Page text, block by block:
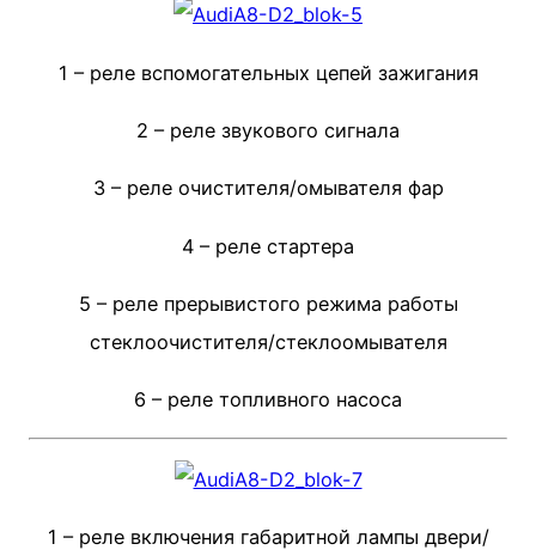
1 – реле вспомогательных цепей зажигания
2 – реле звукового сигнала
3 – реле очистителя/омывателя фар
4 – реле стартера
5 – реле прерывистого режима работы
стеклоочистителя/стеклоомывателя
6 – реле топливного насоса
1 – реле включения габаритной лампы двери/